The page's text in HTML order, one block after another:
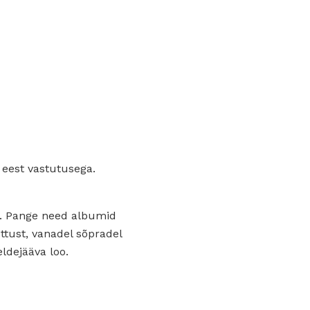
vastutusega.
need albumid
vanadel sõpradel
loo.